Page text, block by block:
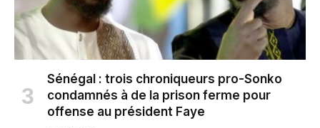
Sénégal : trois chroniqueurs pro-Sonko
condamnés à de la prison ferme pour
offense au président Faye